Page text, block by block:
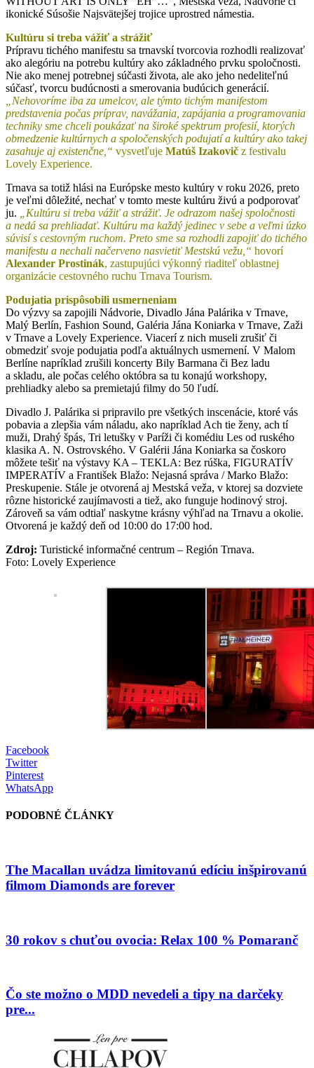
ikonické Súsošie Najsvätejšej trojice uprostred námestia.
Kultúru si treba vážiť a strážiť
Prípravu tichého manifestu sa trnavskí tvorcovia rozhodli realizovať
ako alegóriu na potrebu kultúry ako základného prvku spoločnosti.
Nie ako menej potrebnej súčasti života, ale ako jeho nedeliteľnú
súčasť, tvorcu budúcnosti a smerovania budúcich generácií.
„Nehovoríme iba za umelcov, ale týmto tichým manifestom
predstavenia počas príprav, navážania, zapájania a programovania
techniky sme chceli poukázať na široké spektrum profesií, ktorých
obmedzenie kultúrnych a spoločenských podujatí a kultúry ako takej
zasahuje aj existenčne,“ vysvetľuje Matúš Izakovič z festivalu
Lovely Experience.
Trnava sa totiž hlási na Európske mesto kultúry v roku 2026, preto
je veľmi dôležité, nechať v tomto meste kultúru živú a podporovať
ju.
„Kultúru si treba vážiť a strážiť. Je odrazom našej spoločnosti
a nedá sa prehliadať. Kultúru ma každý jedinec v sebe a veľmi úzko
súvisí s cestovným ruchom. Preto sme sa rozhodli zapojiť do tichého
manifestu a nechali načerveno nasvietiť Mestskú vežu,“ hovorí
Alexander Prostinák, zastupujúci výkonný riaditeľ oblastnej
organizácie cestovného ruchu Trnava Tourism.
Podujatia prispôsobili usmerneniam
Do výzvy sa zapojili Nádvorie, Divadlo Jána Palárika v Trnave,
Malý Berlín, Fashion Sound, Galéria Jána Koniarka v Trnave, Zaži
v Trnave a Lovely Experience. Viacerí z nich museli zrušiť či
obmedziť svoje podujatia podľa aktuálnych usmernení. V Malom
Berlíne napríklad zrušili koncerty Bily Barmana či Bez ladu
a skladu, ale počas celého októbra sa tu konajú workshopy,
prehliadky alebo sa premietajú filmy do 50 ľudí.
Divadlo J. Palárika si pripravilo pre všetkých inscenácie, ktoré vás
pobavia a zlepšia vám náladu, ako napríklad Ach tie ženy, ach tí
muži, Drahý špás, Tri letušky v Paríži či komédiu Les od ruského
klasika A. N. Ostrovského. V Galérii Jána Koniarka sa čoskoro
môžete tešiť na výstavy KA – TEKLA: Bez rúška, FIGURATÍV
IMPERATÍV a František Blažo: Nejasná správa / Marko Blažo:
Preskupenie. Stále je otvorená aj Mestská veža, v ktorej sa dozviete
rôzne historické zaujímavosti a tiež, ako funguje hodinový stroj.
Zároveň sa vám odtiaľ naskytne krásny výhľad na Trnavu a okolie.
Otvorená je každý deň od 10:00 do 17:00 hod.
Zdroj: Turistické informačné centrum – Región Trnava.
Foto: Lovely Experience
Facebook
Twitter
Pinterest
WhatsApp
PODOBNÉ ČLÁNKY
The Macallan uvádza limitovanú edíciu inšpirovanú
filmom Diamonds are forever
30 rokov s chuťou ovocia: Relax 100 % Pomaranč
Čo ste možno o MDD nevedeli a tipy na darčeky
pre...